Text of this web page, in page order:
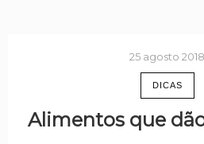
25 agosto 2018
DICAS
Alimentos que